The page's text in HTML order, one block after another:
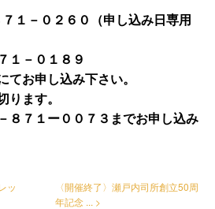
１－０２６０（申し込み日専用
－０１８９
お申し込み下さい。
ます。
８７１ー００７３までお申し込み
ッ
〈開催終了〉瀬戸内司所創立50周
年記念 ... >